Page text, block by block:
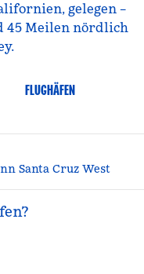
gelegen –
45 Meilen nördlich
FLUGHÄFEN
Santa Cruz West